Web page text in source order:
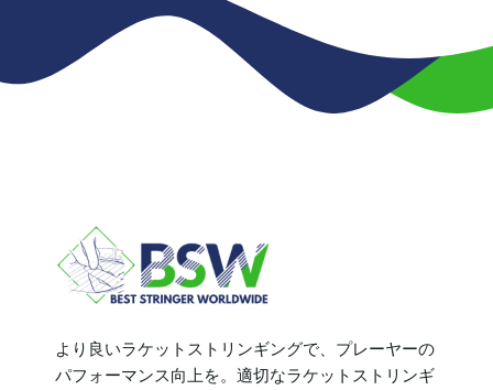
より良いラケットストリンギングで、プレーヤーの
パフォーマンス向上を。適切なラケットストリンギ